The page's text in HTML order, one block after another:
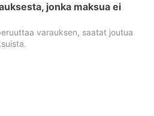
jonka maksua ei
varauksen, saatat joutua